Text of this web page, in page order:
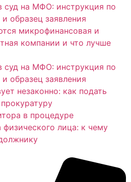
суд на МФО: инструкция по
образец заявления
микрофинансовая и
компании и что лучше
суд на МФО: инструкция по
образец заявления
незаконно: как подать
в процедуре
физического лица: к чему